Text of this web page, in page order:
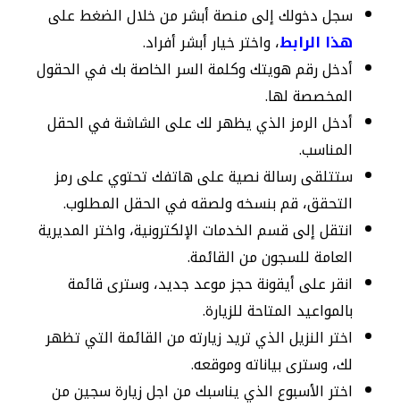
سجل دخولك إلى منصة أبشر من خلال الضغط على
هذا الرابط، واختر خيار أبشر أفراد.
أدخل رقم هويتك وكلمة السر الخاصة بك في الحقول
المخصصة لها.
أدخل الرمز الذي يظهر لك على الشاشة في الحقل
المناسب.
ستتلقى رسالة نصية على هاتفك تحتوي على رمز
التحقق، قم بنسخه ولصقه في الحقل المطلوب.
انتقل إلى قسم الخدمات الإلكترونية، واختر المديرية
العامة للسجون من القائمة.
انقر على أيقونة حجز موعد جديد، وسترى قائمة
بالمواعيد المتاحة للزيارة.
اختر النزيل الذي تريد زيارته من القائمة التي تظهر
لك، وسترى بياناته وموقعه.
اختر الأسبوع الذي يناسبك من اجل زيارة سجين من